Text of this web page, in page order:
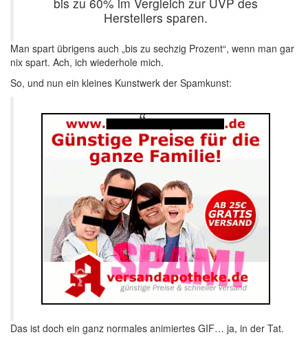
Herstellers sparen.
Man spart übrigens auch „bis zu sechzig Prozent“, wenn man gar
nix spart. Ach, ich wiederhole mich.
So, und nun ein kleines Kunstwerk der Spamkunst:
Das ist doch ein ganz normales animiertes GIF… ja, in der Tat.